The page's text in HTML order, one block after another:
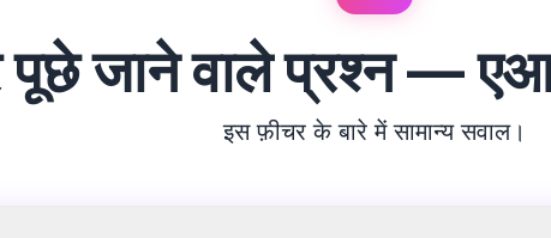
जाने वाले प्रश्न —
इस फ़ीचर के बारे में सामान्य सवाल।